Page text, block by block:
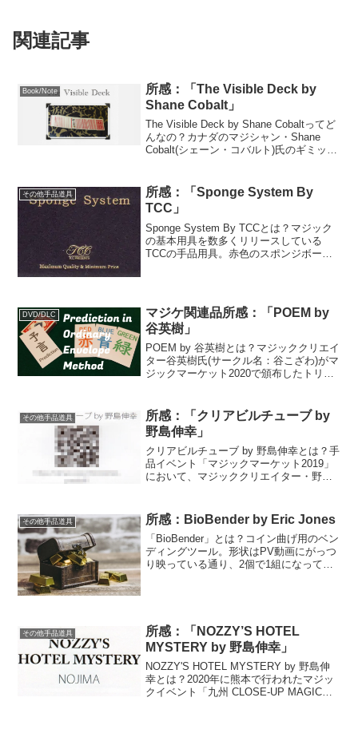
関連記事
Book/Note
所感：「The Visible Deck by
Shane Cobalt」
The Visible Deck by Shane Cobaltってど
んなの？カナダのマジシャン・Shane
Cobalt(シェーン・コバルト)氏のギミック
知られ過ぎ...
その他手品道具
所感：「Sponge System By
TCC」
Sponge System By TCCとは？マジック
の基本用具を数多くリリースしている
TCCの手品用具。赤色のスポンジボール2
DVD/DLC
マジケ関連品所感：「POEM by
谷英樹」
POEM by 谷英樹とは？マジッククリエイ
ター谷英樹氏(サークル名：谷こざわ)がマ
ジックマーケット2020で頒布したトリッ
ん...
その他手品道具
所感：「クリアビルチューブ by
野島伸幸」
クリアビルチューブ by 野島伸幸とは？手
品イベント「マジックマーケット2019」
において、マジッククリエイター・野島
っている。マジックマーケット2019開催
時点では...
その他手品道具 所感：BioBender by Eric Jones
「BioBender」とは？コイン曲げ用のベン
ディングツール。形状はPV動画にがっつ
り映っている通り、2個で1組になってい
その他手品道具
所感：「NOZZY’S HOTEL
MYSTERY by 野島伸幸」
NOZZY'S HOTEL MYSTERY by 野島伸
幸とは？2020年に熊本で行われたマジッ
クイベント「九州 CLOSE-UP MAGIC